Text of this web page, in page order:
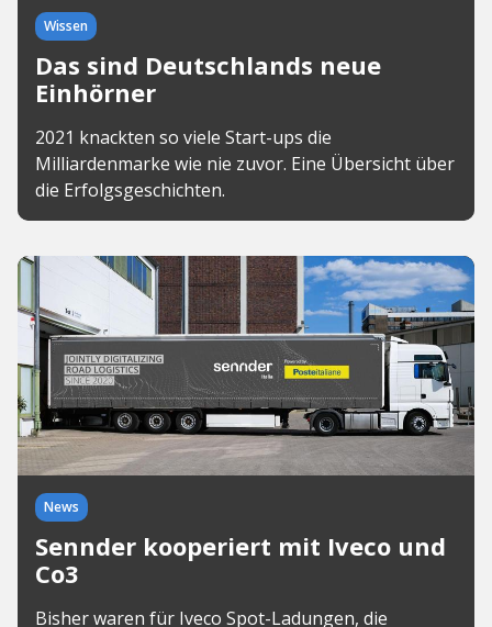
Wissen
Das sind Deutschlands neue
Einhörner
2021 knackten so viele Start-ups die
Milliardenmarke wie nie zuvor. Eine Übersicht über
die Erfolgsgeschichten.
News
Sennder kooperiert mit Iveco und
Co3
Bisher waren für Iveco Spot-Ladungen, die